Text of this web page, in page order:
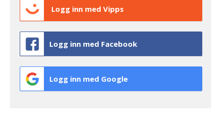
Logg inn med Vipps
Logg inn med Facebook
Logg inn med Google